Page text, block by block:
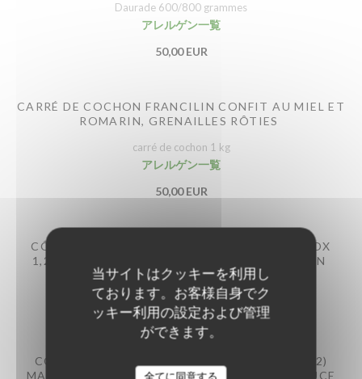
当サイトはクッキーを利用し
ております。お客様自身でク
ッキー利用の設定および管理
ができます。
全てに同意する
Daurade 600/800 grammes
アレルゲン一覧
50,00 EUR
CARRÉ DE COCHON FRANCILIN CONFIT AU MIEL ET
ROMARIN, GRENAILLES RÔTIES
carré de cochon 1 kg
アレルゲン一覧
50,00 EUR
CÔTE DE BŒUF RACÉE (POUR 2 PERS., APPROX
1,2KG), FRITES ET SAUCE BÉARNAISE MAISON
アレルゲン一覧
89,00 EUR
CÔTE DE BŒUF (POUR 2 PERS. APPROX 1KG2)
MATURÉE MINIMUM 45 JOURS, FRITES ET SAUCE